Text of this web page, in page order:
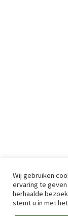
Wij gebruiken
ervaring te
herhaalde
stemt u in met